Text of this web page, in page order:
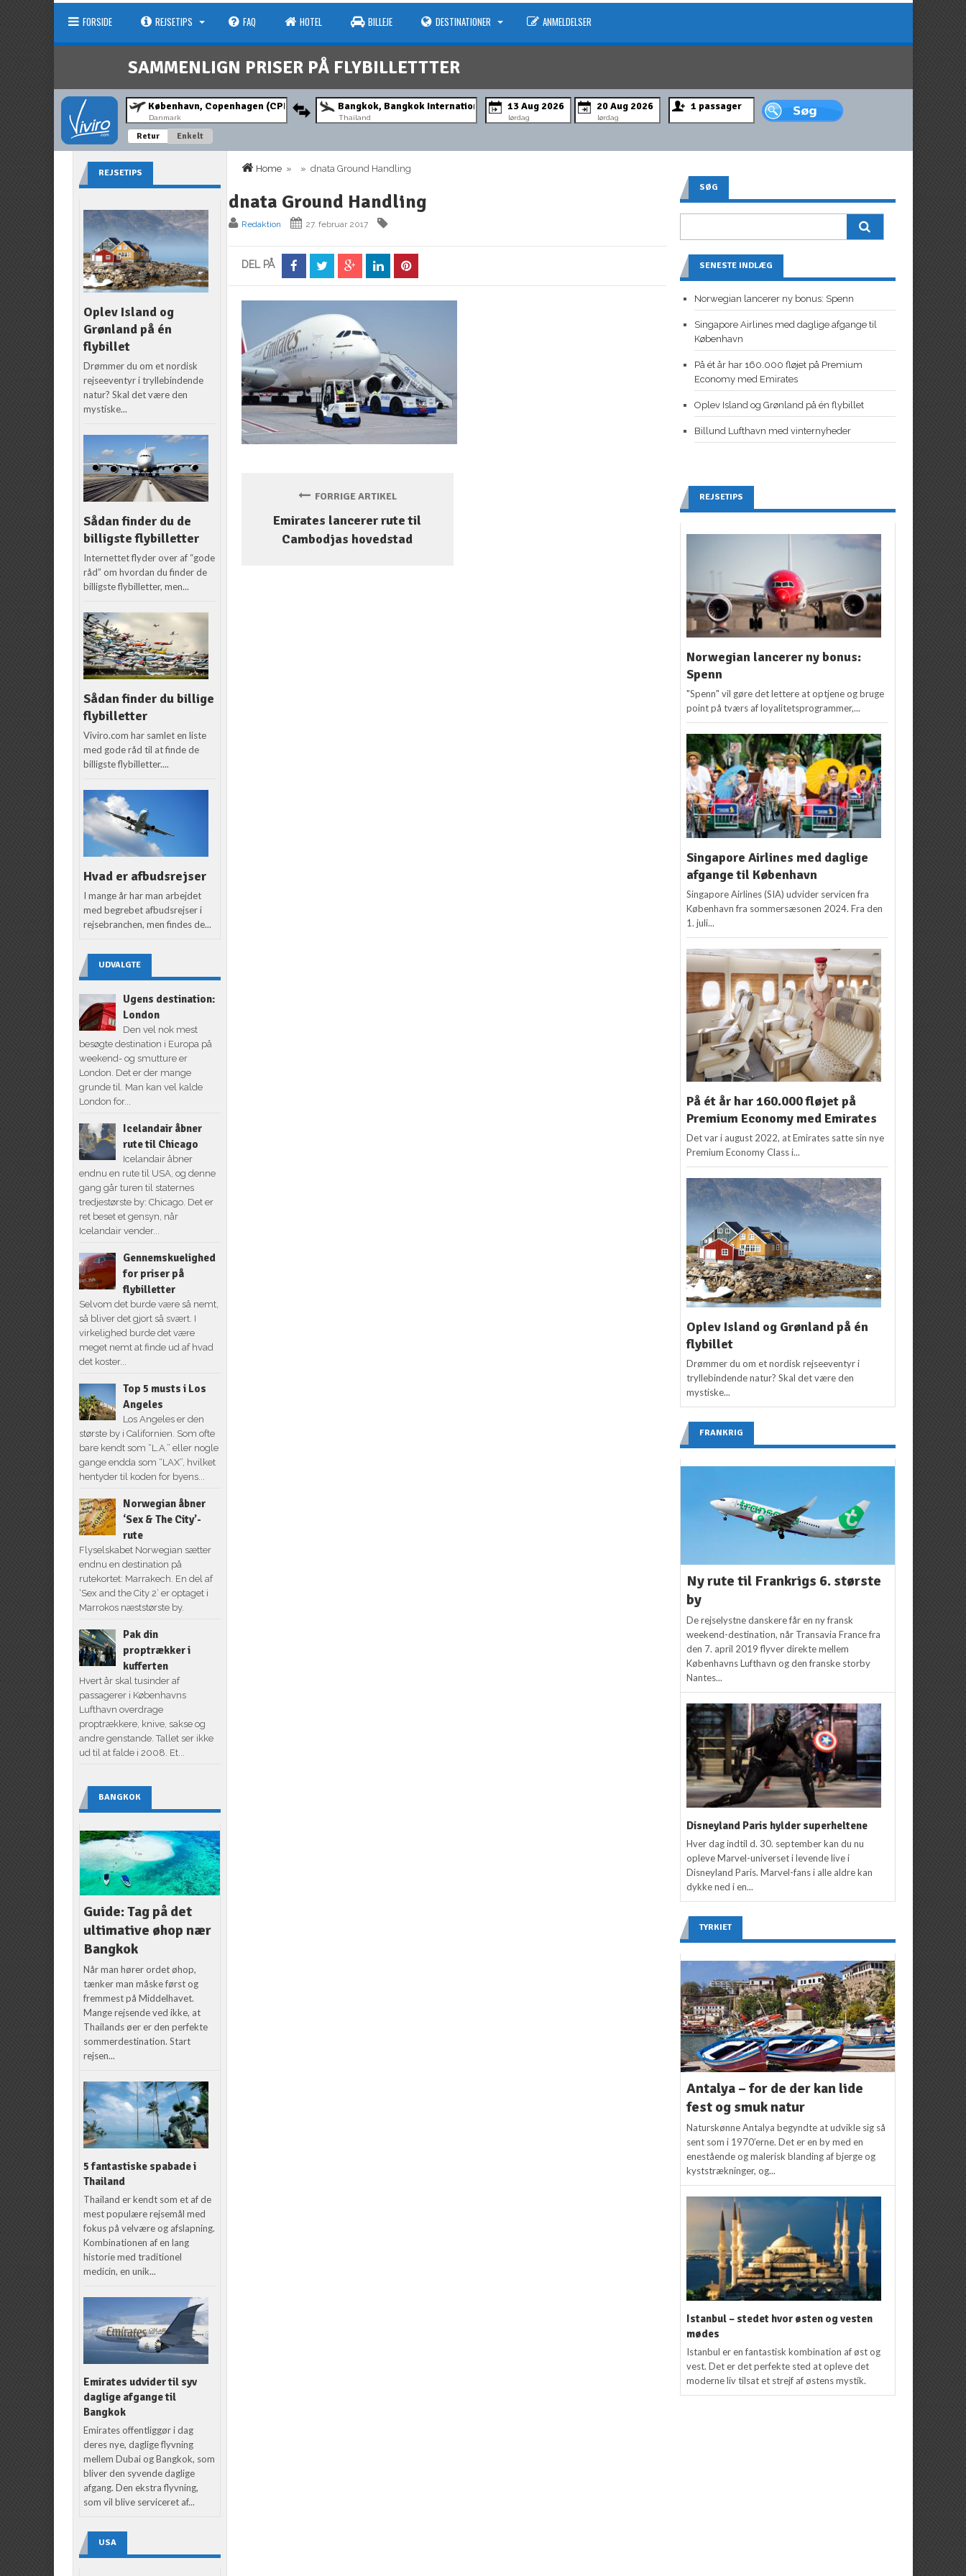
FORSIDE REJSETIPS FAQ HOTEL BILLEJE DESTINATIONER ANMELDELSER
SAMMENLIGN PRISER PÅ FLYBILLETTTER
Danmark Thailand lørdag lørdag
Retur Enkelt
Home » » dnata Ground Handling
dnata Ground Handling
Redaktion 27. februar 2017
DEL PÅ
FORRIGE ARTIKEL
Emirates lancerer rute til
Cambodjas hovedstad
REJSETIPS
Oplev Island og
Grønland på én
flybillet
Drømmer du om et nordisk
rejseeventyr i tryllebindende
natur? Skal det være den
mystiske...
Sådan finder du de
billigste flybilletter
Internettet flyder over af “gode
råd” om hvordan du finder de
billigste flybilletter, men...
Sådan finder du billige
flybilletter
Viviro.com har samlet en liste
med gode råd til at finde de
billigste flybilletter....
Hvad er afbudsrejser
I mange år har man arbejdet
med begrebet afbudsrejser i
rejsebranchen, men findes de...
UDVALGTE
Ugens destination:
London
Den vel nok mest
besøgte destination i Europa på
weekend- og smutture er
London. Det er der mange
grunde til. Man kan vel kalde
London for...
Icelandair åbner
rute til Chicago
Icelandair åbner
endnu en rute til USA, og denne
gang går turen til staternes
tredjestørste by: Chicago. Det er
ret beset et gensyn, når
Icelandair vender...
Gennemskuelighed
for priser på
flybilletter
Selvom det burde være så nemt,
så bliver det gjort så svært. I
virkelighed burde det være
meget nemt at finde ud af hvad
det koster...
Top 5 musts i Los
Angeles
Los Angeles er den
største by i Californien. Som ofte
bare kendt som “L.A.” eller nogle
gange endda som “LAX”, hvilket
hentyder til koden for byens...
Norwegian åbner
‘Sex & The City’-
rute
Flyselskabet Norwegian sætter
endnu en destination på
rutekortet: Marrakech. En del af
‘Sex and the City 2’ er optaget i
Marrokos næststørste by.
Pak din
proptrækker i
kufferten
Hvert år skal tusinder af
passagerer i Københavns
Lufthavn overdrage
proptrækkere, knive, sakse og
andre genstande. Tallet ser ikke
ud til at falde i 2008. Et...
BANGKOK
Guide: Tag på det
ultimative øhop nær
Bangkok
Når man hører ordet øhop,
tænker man måske først og
fremmest på Middelhavet.
Mange rejsende ved ikke, at
Thailands øer er den perfekte
sommerdestination. Start
rejsen...
5 fantastiske spabade i
Thailand
Thailand er kendt som et af de
mest populære rejsemål med
fokus på velvære og afslapning.
Kombinationen af en lang
historie med traditionel
medicin, en unik...
Emirates udvider til syv
daglige afgange til
Bangkok
Emirates offentliggør i dag
deres nye, daglige flyvning
mellem Dubai og Bangkok, som
bliver den syvende daglige
afgang. Den ekstra flyvning,
som vil blive serviceret af...
USA
SØG
SENESTE INDLÆG
Norwegian lancerer ny bonus: Spenn
Singapore Airlines med daglige afgange til
København
På ét år har 160.000 fløjet på Premium
Economy med Emirates
Oplev Island og Grønland på én flybillet
Billund Lufthavn med vinternyheder
REJSETIPS
Norwegian lancerer ny bonus:
Spenn
"Spenn" vil gøre det lettere at optjene og bruge
point på tværs af loyalitetsprogrammer,...
Singapore Airlines med daglige
afgange til København
Singapore Airlines (SIA) udvider servicen fra
København fra sommersæsonen 2024. Fra den
1. juli...
På ét år har 160.000 fløjet på
Premium Economy med Emirates
Det var i august 2022, at Emirates satte sin nye
Premium Economy Class i...
Oplev Island og Grønland på én
flybillet
Drømmer du om et nordisk rejseeventyr i
tryllebindende natur? Skal det være den
mystiske...
FRANKRIG
Ny rute til Frankrigs 6. største
by
De rejselystne danskere får en ny fransk
weekend-destination, når Transavia France fra
den 7. april 2019 flyver direkte mellem
Københavns Lufthavn og den franske storby
Nantes...
Disneyland Paris hylder superheltene
Hver dag indtil d. 30. september kan du nu
opleve Marvel-universet i levende live i
Disneyland Paris. Marvel-fans i alle aldre kan
dykke ned i en...
TYRKIET
Antalya – for de der kan lide
fest og smuk natur
Naturskønne Antalya begyndte at udvikle sig så
sent som i 1970’erne. Det er en by med en
enestående og malerisk blanding af bjerge og
kyststrækninger, og...
Istanbul – stedet hvor østen og vesten
mødes
Istanbul er en fantastisk kombination af øst og
vest. Det er det perfekte sted at opleve det
moderne liv tilsat et strejf af østens mystik.